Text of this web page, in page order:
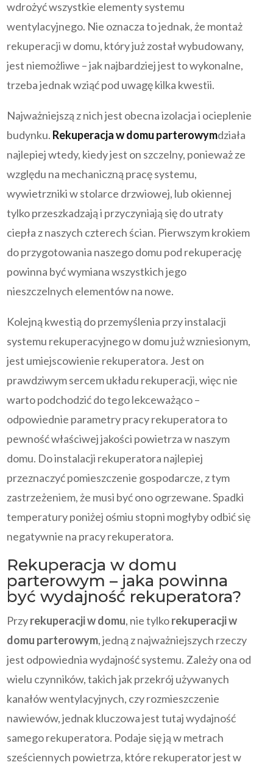
wdrożyć wszystkie elementy systemu
wentylacyjnego. Nie oznacza to jednak, że montaż
rekuperacji w domu, który już został wybudowany,
jest niemożliwe – jak najbardziej jest to wykonalne,
trzeba jednak wziąć pod uwagę kilka kwestii.
Najważniejszą z nich jest obecna izolacja i ocieplenie
budynku. Rekuperacja w domu parterowymdziała
najlepiej wtedy, kiedy jest on szczelny, ponieważ ze
względu na mechaniczną pracę systemu,
wywietrzniki w stolarce drzwiowej, lub okiennej
tylko przeszkadzają i przyczyniają się do utraty
ciepła z naszych czterech ścian. Pierwszym krokiem
do przygotowania naszego domu pod rekuperację
powinna być wymiana wszystkich jego
nieszczelnych elementów na nowe.
Kolejną kwestią do przemyślenia przy instalacji
systemu rekuperacyjnego w domu już wzniesionym,
jest umiejscowienie rekuperatora. Jest on
prawdziwym sercem układu rekuperacji, więc nie
warto podchodzić do tego lekceważąco –
odpowiednie parametry pracy rekuperatora to
pewność właściwej jakości powietrza w naszym
domu. Do instalacji rekuperatora najlepiej
przeznaczyć pomieszczenie gospodarcze, z tym
zastrzeżeniem, że musi być ono ogrzewane. Spadki
temperatury poniżej ośmiu stopni mogłyby odbić się
negatywnie na pracy rekuperatora.
Rekuperacja w domu
parterowym – jaka powinna
być wydajność rekuperatora?
Przyrekuperacji w domu, nie tylkorekuperacji w
domu parterowym, jedną z najważniejszych rzeczy
jest odpowiednia wydajność systemu. Zależy ona od
wielu czynników, takich jak przekrój używanych
kanałów wentylacyjnych, czy rozmieszczenie
nawiewów, jednak kluczowa jest tutaj wydajność
samego rekuperatora. Podaje się ją w metrach
sześciennych powietrza, które rekuperator jest w